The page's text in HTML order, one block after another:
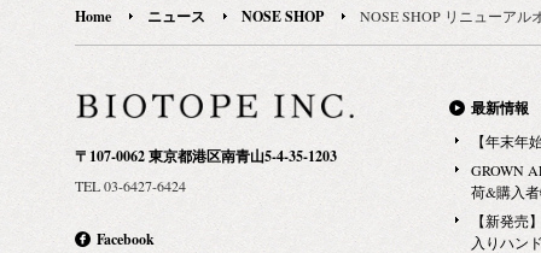
Home ニュース NOSE SHOP NOSE SHOP リニューアル
〒107-0062 東京都港区南青山5-4-35-1203
TEL 03-6427-6424
Facebook
最新情報
【年末年
GROWN
荷&購入
【新発売
入りハン